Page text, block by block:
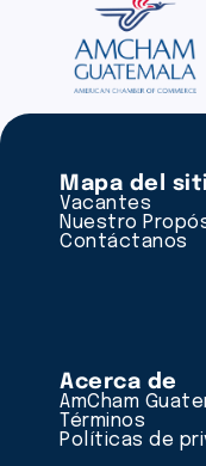
Mapa del
Vacantes
Nuestro
Contáctanos
Acerca de
AmCham
Términos
Políticas de